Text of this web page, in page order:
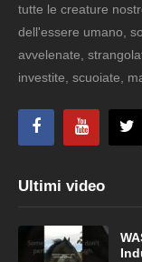
tutte le creature
dell'essere umano,
avvelenate,
investite, scuoiate,
Ultimi video